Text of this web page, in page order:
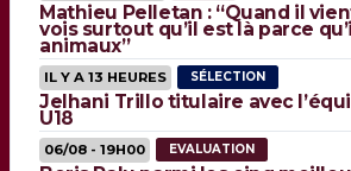
Mathieu Pelletan : “Quand il
vois surtout qu’il est là parce
animaux”
IL Y A 13 HEURES SÉLECTION
Jelhani Trillo titulaire avec
U18
06/08 - 19H00 EVALUATION